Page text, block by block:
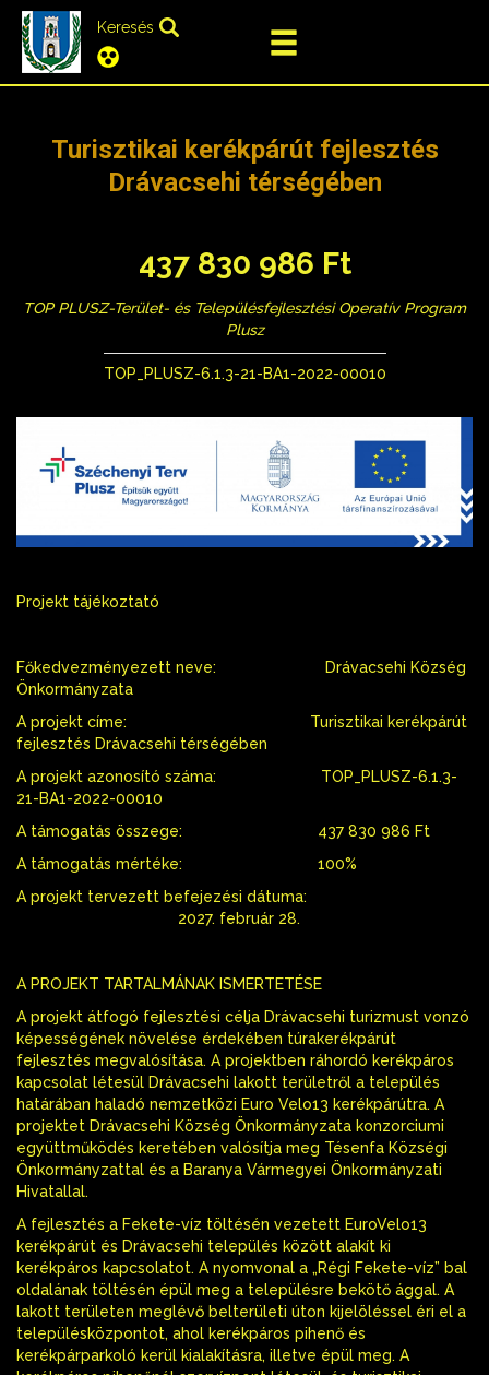
Keresés
Turisztikai kerékpárút fejlesztés
Drávacsehi térségében
437 830 986 Ft
TOP PLUSZ-Terület- és Településfejlesztési Operatív Program
Plusz
TOP_PLUSZ-6.1.3-21-BA1-2022-00010
Projekt tájékoztató
Főkedvezményezett neve: Drávacsehi Község
Önkormányzata
A projekt címe: Turisztikai kerékpárút
fejlesztés Drávacsehi térségében
A projekt azonosító száma: TOP_PLUSZ-6.1.3-
21-BA1-2022-00010
A támogatás összege: 437 830 986 Ft
A támogatás mértéke: 100%
A projekt tervezett befejezési dátuma:
2027. február 28.
A PROJEKT TARTALMÁNAK ISMERTETÉSE
A projekt átfogó fejlesztési célja Drávacsehi turizmust vonzó
képességének növelése érdekében túrakerékpárút
fejlesztés megvalósítása. A projektben ráhordó kerékpáros
kapcsolat létesül Drávacsehi lakott területről a település
határában haladó nemzetközi Euro Velo13 kerékpárútra. A
projektet Drávacsehi Község Önkormányzata konzorciumi
együttműködés keretében valósítja meg Tésenfa Községi
Önkormányzattal és a Baranya Vármegyei Önkormányzati
Hivatallal.
A fejlesztés a Fekete-víz töltésén vezetett EuroVelo13
kerékpárút és Drávacsehi település között alakít ki
kerékpáros kapcsolatot. A nyomvonal a „Régi Fekete-víz” bal
oldalának töltésén épül meg a településre bekötő ággal. A
lakott területen meglévő belterületi úton kijelöléssel éri el a
településközpontot, ahol kerékpáros pihenő és
kerékpárparkoló kerül kialakításra, illetve épül meg. A